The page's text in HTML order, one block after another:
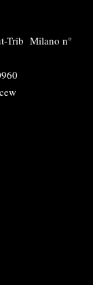
Trib Milano n°